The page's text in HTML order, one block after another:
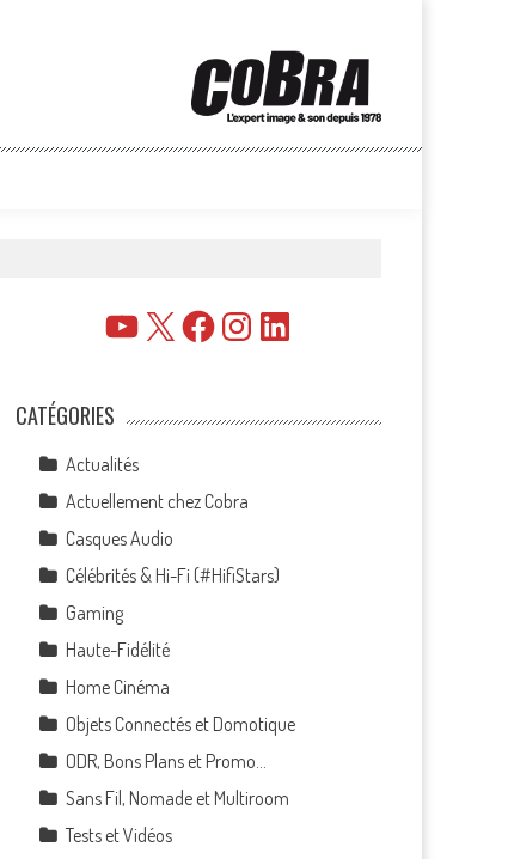
YouTube
X FacebookInstagramLinkedIn
CATÉGORIES
Actualités
Actuellement chez Cobra
Casques Audio
Célébrités & Hi-Fi (#HifiStars)
Gaming
Haute-Fidélité
Home Cinéma
Objets Connectés et Domotique
ODR, Bons Plans et Promo…
Sans Fil, Nomade et Multiroom
Tests et Vidéos